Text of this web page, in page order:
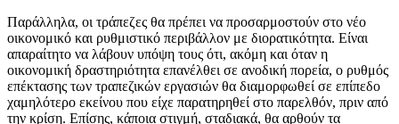
Παράλληλα, οι τράπεζες θα πρέπει να προσαρμοστούν στο νέο
οικονομικό και ρυθμιστικό περιβάλλον με διορατικότητα. Είναι
απαραίτητο να λάβουν υπόψη τους ότι, ακόμη και όταν η
οικονομική δραστηριότητα επανέλθει σε ανοδική πορεία, ο ρυθμός
επέκτασης των τραπεζικών εργασιών θα διαμορφωθεί σε επίπεδο
χαμηλότερο εκείνου που είχε παρατηρηθεί στο παρελθόν, πριν από
την κρίση. Επίσης, κάποια στιγμή, σταδιακά, θα αρθούν τα